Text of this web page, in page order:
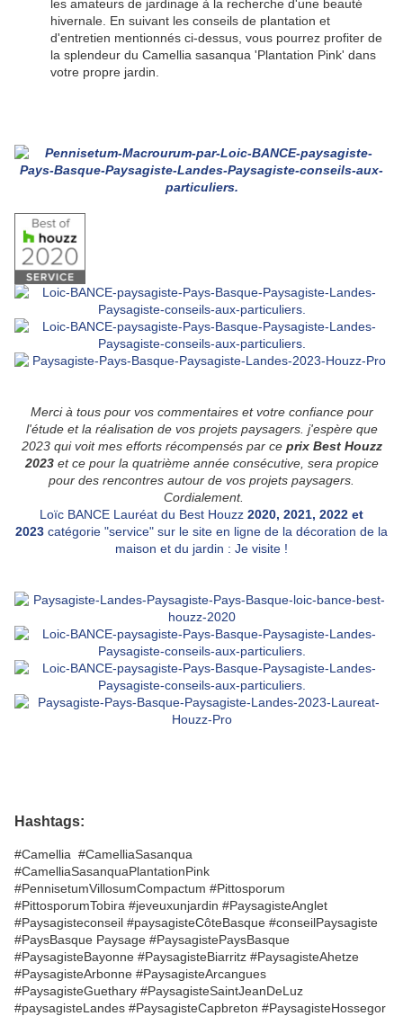
les amateurs de jardinage à la recherche d'une beauté
hivernale. En suivant les conseils de plantation et
d'entretien mentionnés ci-dessus, vous pourrez profiter de
la splendeur du Camellia sasanqua 'Plantation Pink' dans
votre propre jardin.
Merci à tous pour vos commentaires et votre confiance pour
l'étude et la réalisation de vos projets paysagers. j'espère que
2023 qui voit mes efforts récompensés par ce prix Best Houzz
2023et ce pour la quatrième année consécutive, sera propice
pour des rencontres autour de vos projets paysagers.
Cordialement.
Loïc BANCE Lauréat du Best Houzz 2020, 2021, 2022 et
2023 catégorie "service" sur le site en ligne de la décoration de la
maison et du jardin : Je visite !
Hashtags:
#Camellia #CamelliaSasanqua
#CamelliaSasanquaPlantationPink
#PennisetumVillosumCompactum #Pittosporum
#PittosporumTobira #jeveuxunjardin #PaysagisteAnglet
#Paysagisteconseil #paysagisteCôteBasque #conseilPaysagiste
#PaysBasque Paysage #PaysagistePaysBasque
#PaysagisteBayonne #PaysagisteBiarritz #PaysagisteAhetze
#PaysagisteArbonne #PaysagisteArcangues
#PaysagisteGuethary #PaysagisteSaintJeanDeLuz
#paysagisteLandes #PaysagisteCapbreton #PaysagisteHossegor